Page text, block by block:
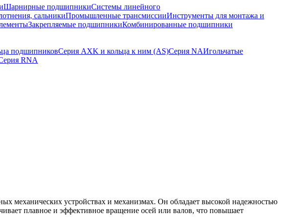
Шарнирные подшипникиСистемы линейного
сальникиПромышленные трансмиссииИнструменты для монтажа и
Закрепляемые подшипникиКомбинированные подшипники
подшипниковСерия AXK и кольца к ним (AS)Серия NAИгольчатые
RNA
механических устройствах и механизмах. Он обладает высокой надежностью
плавное и эффективное вращение осей или валов, что повышает